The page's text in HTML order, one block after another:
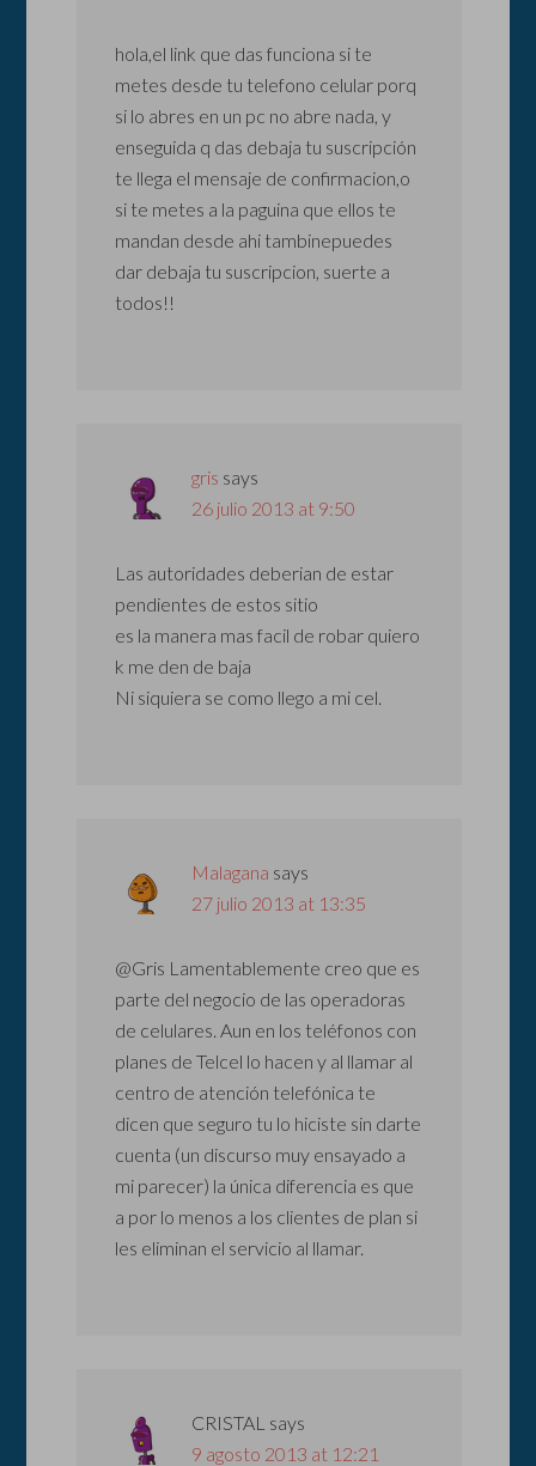
hola,el link que das funciona si te
metes desde tu telefono celular porq
si lo abres en un pc no abre nada, y
enseguida q das debaja tu suscripción
te llega el mensaje de confirmacion,o
si te metes a la paguina que ellos te
mandan desde ahi tambinepuedes
dar debaja tu suscripcion, suerte a
todos!!
gris says
26 julio 2013 at 9:50
Las autoridades deberian de estar
pendientes de estos sitio
es la manera mas facil de robar quiero
k me den de baja
Ni siquiera se como llego a mi cel.
Malagana says
27 julio 2013 at 13:35
@Gris Lamentablemente creo que es
parte del negocio de las operadoras
de celulares. Aun en los teléfonos con
planes de Telcel lo hacen y al llamar al
centro de atención telefónica te
dicen que seguro tu lo hiciste sin darte
cuenta (un discurso muy ensayado a
mi parecer) la única diferencia es que
a por lo menos a los clientes de plan si
les eliminan el servicio al llamar.
CRISTAL says
9 agosto 2013 at 12:21